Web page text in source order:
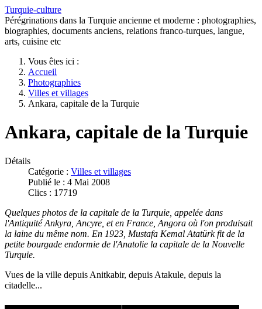
Turquie-culture
Pérégrinations dans la Turquie ancienne et moderne : photographies,
biographies, documents anciens, relations franco-turques, langue,
arts, cuisine etc
Vous êtes ici :
Accueil
Photographies
Villes et villages
Ankara, capitale de la Turquie
Ankara, capitale de la Turquie
Détails
Catégorie : Villes et villages
Publié le : 4 Mai 2008
Clics : 17719
Quelques photos de la capitale de la Turquie, appelée dans
l'Antiquité Ankyra, Ancyre, et en France, Angora où l'on produisait
la laine du même nom. En 1923, Mustafa Kemal Atatürk fit de la
petite bourgade endormie de l'Anatolie la capitale de la Nouvelle
Turquie.
Vues de la ville depuis Anitkabir, depuis Atakule, depuis la
citadelle...